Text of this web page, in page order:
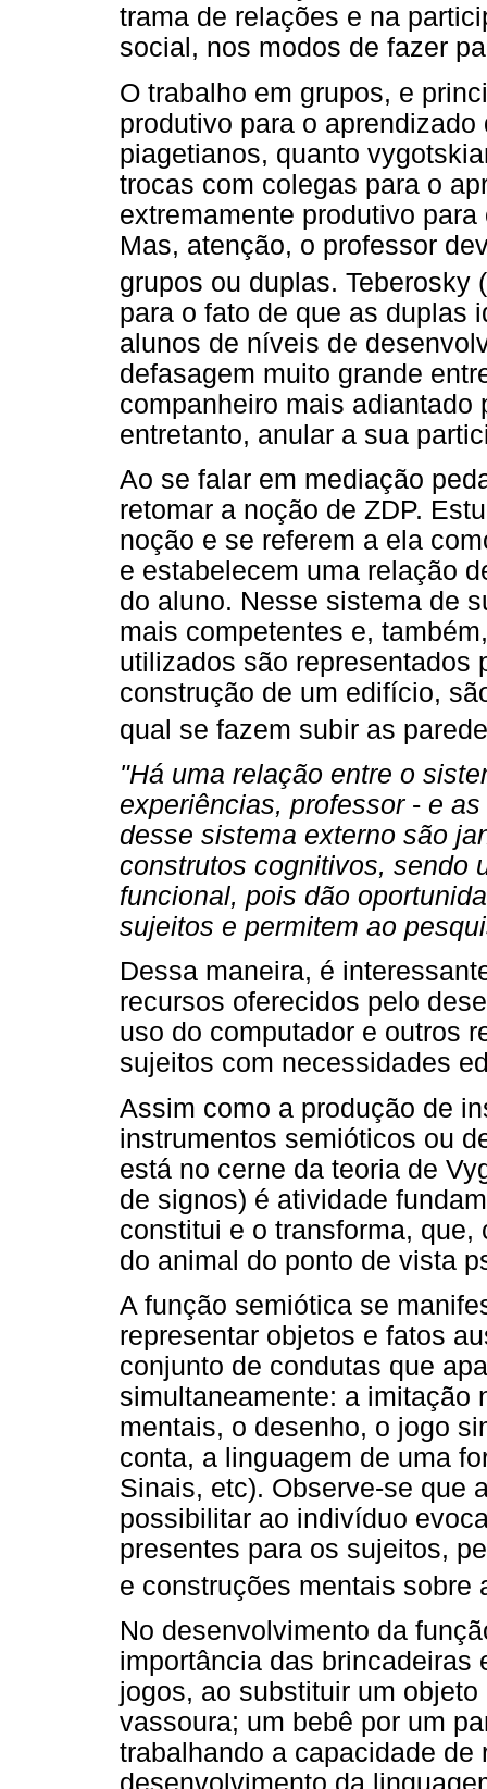
trama de relações e na
social, nos modos de fazer
O trabalho em grupos, e
produtivo para o
piagetianos, quanto
trocas com colegas para o
extremamente produtivo
Mas, atenção, o professor
grupos ou duplas. Teberosky
para o fato de que as duplas
alunos de níveis de
defasagem muito grande
companheiro mais adiantado
entretanto, anular a sua
Ao se falar em mediação
retomar a noção de ZDP.
noção e se referem a ela
e estabelecem uma relação
do aluno. Nesse sistema de
mais competentes e,
utilizados são representados
construção de um edifício,
qual se fazem subir as
"Há uma relação entre o
experiências, professor- e as
desse sistema externo são
construtos cognitivos, sendo
funcional, pois dão
sujeitos e permitem ao
Dessa maneira, é
recursos oferecidos pelo
uso do computador e outros
sujeitos com necessidades
Assim como a produção de
instrumentos semióticos ou
está no cerne da teoria de
de signos) é atividade
constitui e o transforma,
do animal do ponto de vista
A função semiótica se
representar objetos e fatos
conjunto de condutas que
simultaneamente: a imitação
mentais, o desenho, o jogo
conta, a linguagem de uma
Sinais, etc). Observe-se que
possibilitar ao indivíduo
presentes para os sujeitos,
e construções mentais sobre
No desenvolvimento da
importância das brincadeiras
jogos, ao substituir um
vassoura; um bebê por um
trabalhando a capacidade